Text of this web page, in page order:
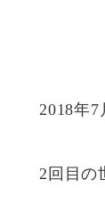
2018年7
2回目の